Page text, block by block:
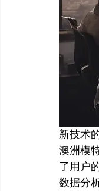
新技术
澳洲模
了用户
数据分